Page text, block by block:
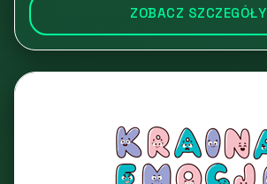
ZOBACZ SZCZEGÓŁY